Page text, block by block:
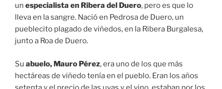
un especialista en Ribera del Duero, pero es que lo
lleva en la sangre. Nació en Pedrosa de Duero, un
pueblecito plagado de viñedos, en la Ribera Burgalesa,
junto a Roa de Duero.
Su abuelo, Mauro Pérez, era uno de los que más
hectáreas de viñedo tenía en el pueblo. Eran los años